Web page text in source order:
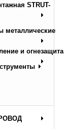
STRUT-
металлические
и огнезащита